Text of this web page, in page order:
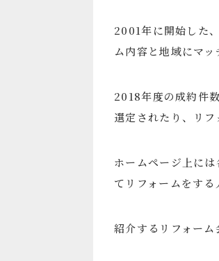
2001年に開始した
ム内容と地域にマ
2018年度の成約件
選定されたり、リフ
ホームページ上に
てリフォームをする
紹介するリフォーム